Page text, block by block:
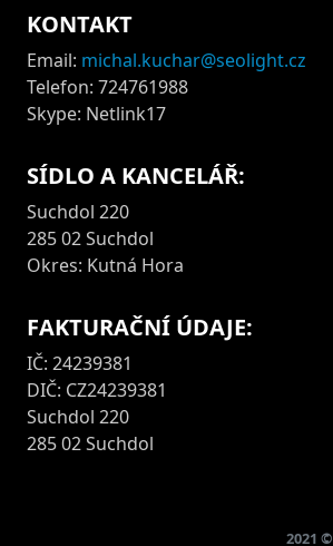
KONTAKT
Email: michal.kuchar@seolight.cz
Telefon: 724761988
Skype: Netlink17
SÍDLO A KANCELÁŘ:
Suchdol 220
285 02 Suchdol
Okres: Kutná Hora
FAKTURAČNÍ ÚDAJE:
IČ: 24239381
DIČ: CZ24239381
Suchdol 220
285 02 Suchdol
2021 ©